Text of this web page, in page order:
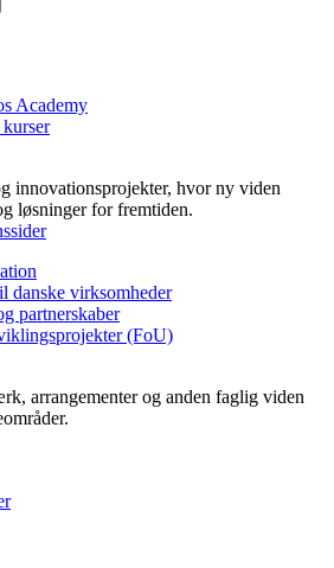
Academy
innovationsprojekter, hvor ny viden
løsninger for fremtiden.
danske virksomheder
partnerskaber
(FoU)
arrangementer og anden faglig viden